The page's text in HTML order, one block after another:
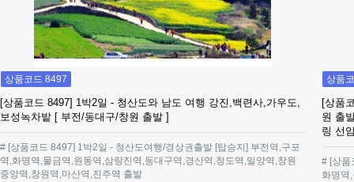
상품코드 8497
[상품코드 8497] 1박2일 - 청산도와 남도 여행 강진,백련사,가우도,
보성녹차밭 [ 부전/동대구/창원 출발 ]
# [상품코드 8497] 1박2일 - 청산도여행/경상권출발 [탑승지] 부전역,구포
역,화명역,물금역,원동역,삼랑진역,동대구역,경산역,청도역,밀양역,창원
중앙역,창원역,마산역,진주역 출발
상품
[상품
원 출
링 선
# [상품
화명역